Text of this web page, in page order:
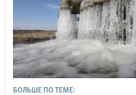
БОЛЬШЕ ПО ТЕМЕ: